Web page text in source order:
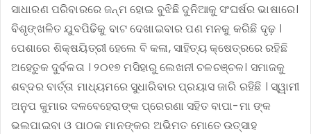
ସାଧାରଣ ପରିବାରରେ ଜନ୍ମ ହୋଇ ବୁଝିଛି ଦୁନିଆକୁ ସଂଘର୍ଷର ଭାଷାରେ।
ବିଶୃଙ୍ଖଳିତ ଯୁବପିଢିକୁ ବାଟ ଦେଖାଇବାର ପଣ ମନକୁ କରିଛି ଦୃଢ଼ ।
ପେଶାରେ ଶିକ୍ଷୟିତ୍ରୀ ହେଲେ ବି କଳା, ସାହିତ୍ୟ କ୍ଷେତ୍ରରେ ରହିଛି
ଅହେତୁକ ଦୁର୍ବଳତା । ୨୦୧୭ ମସିହାରୁ ଲେଖନୀ ଚଳଚଞ୍ଚଳ। ସମାଜକୁ
ଶବ୍ଦର ବାର୍ତ୍ତା ମାଧ୍ୟମରେ ସୁଧାରିବାର ପ୍ରୟାସ ଜାରି ରହିଛି । ସ୍ୱାମୀ
ଅନୁପ କୁମାର ଦଳବେହେରାଙ୍କ ପ୍ରେରଣା ସହିତ ବାପା-ମା ଙ୍କ
ଭଲପାଇବା ଓ ପାଠକ ମାନଙ୍କର ଅଭିମତ ମୋତେ ଉତ୍ସାହ